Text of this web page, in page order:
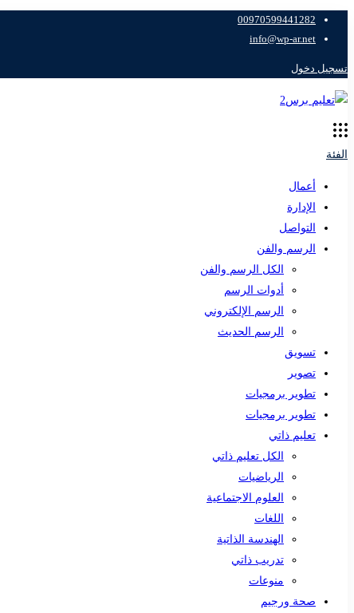
00970599441282
info@wp-ar.net
تسجيل دخول
الفئة
أعمال
الإدارة
التواصل
الرسم والفن
الكل الرسم والفن
أدوات الرسم
الرسم الإلكتروني
الرسم الحديث
تسويق
تصوير
تطوير برمجيات
تطوير برمجيات
تعليم ذاتي
الكل تعليم ذاتي
الرياضيات
العلوم الاجتماعية
اللغات
الهندسة الذاتية
تدريب ذاتي
منوعات
صحة ورجيم